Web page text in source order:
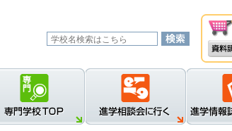
資料請求カゴを見る
新規登録